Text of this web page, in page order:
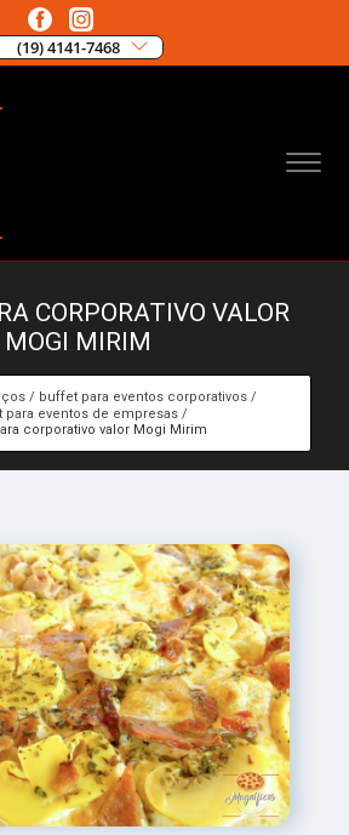
(19) 4141-7468
CORPORATIVO VALOR
MOGI MIRIM
buffet para eventos corporativos
para eventos de empresas
corporativo valor Mogi Mirim